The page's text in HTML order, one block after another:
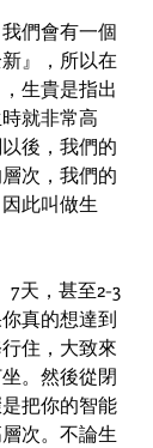
們會有一個
』，所以在
生貴是指出
就非常高
後，我們的
次，我們的
此叫做生
7天，甚至2-3
真的想達到
住，大致來
。然後從閉
把你的智能
次。不論生